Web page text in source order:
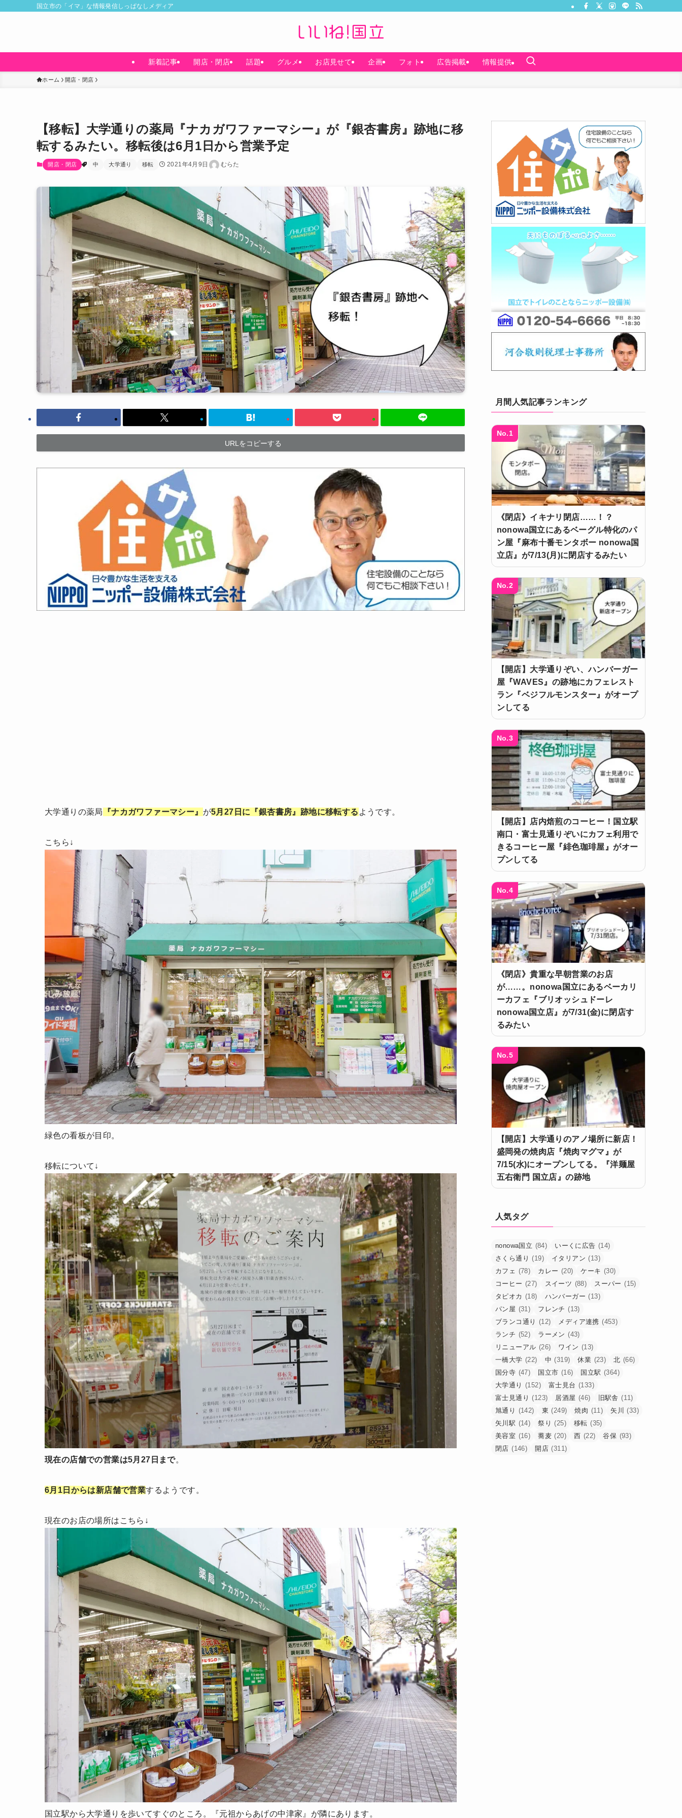
国立市の「イマ」な情報発信しっぱなしメディア
新着記事 開店・閉店 話題 グルメ お店見せて 企画 フォト 広告掲載 情報提供
ホーム 開店・閉店
【移転】大学通りの薬局『ナカガワファーマシー』が『銀杏書房』跡地に移
転するみたい。移転後は6月1日から営業予定
開店・閉店 中 大学通り 移転 2021年4月9日 むらた
URLをコピーする
大学通りの薬局 『ナカガワファーマシー』 が5月27日に『銀杏書房』跡地に移転する ようです。
こちら↓
緑色の看板が目印。
移転について↓
現在の店舗での営業は5月27日まで。
6月1日からは新店舗で営業するようです。
現在のお店の場所はこちら↓
国立駅から大学通りを歩いてすぐのところ。『元祖からあげの中津家』が隣にあります。
月間人気記事ランキング
No.1
《閉店》イキナリ閉店……！？
nonowa国立にあるベーグル特化のパ
ン屋『麻布十番モンタボー nonowa国
立店』が7/13(月)に閉店するみたい
No.2
【開店】大学通りぞい、ハンバーガー
屋『WAVES』の跡地にカフェレスト
ラン『ベジフルモンスター』がオープ
ンしてる
No.3
【開店】店内焙煎のコーヒー！国立駅
南口・富士見通りぞいにカフェ利用で
きるコーヒー屋『緋色珈琲屋』がオー
プンしてる
No.4
《閉店》貴重な早朝営業のお店
が……。nonowa国立にあるベーカリ
ーカフェ『ブリオッシュドーレ
nonowa国立店』が7/31(金)に閉店す
るみたい
No.5
【開店】大学通りのアノ場所に新店！
盛岡発の焼肉店『焼肉マグマ』が
7/15(水)にオープンしてる。『洋麺屋
五右衛門 国立店』の跡地
人気タグ
nonowa国立 (84) いーくに広告 (14)
さくら通り (19) イタリアン (13)
カフェ (78) カレー (20) ケーキ (30)
コーヒー (27) スイーツ (88) スーパー (15)
タピオカ (18) ハンバーガー (13)
パン屋 (31) フレンチ (13)
ブランコ通り (12) メディア連携 (453)
ランチ (52) ラーメン (43)
リニューアル (26) ワイン (13)
一橋大学 (22) 中 (319) 休業 (23) 北 (66)
国分寺 (47) 国立市 (16) 国立駅 (364)
大学通り (152) 富士見台 (133)
富士見通り (123) 居酒屋 (46) 旧駅舎 (11)
旭通り (142) 東 (249) 焼肉 (11) 矢川
(33)
矢川駅 (14) 祭り (25) 移転 (35)
美容室 (16) 蕎麦 (20) 西 (22) 谷保 (93)
閉店 (146) 開店 (311)